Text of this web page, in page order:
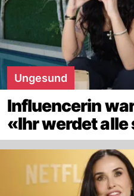
Ungesund
Influencerin
«Ihr werdet